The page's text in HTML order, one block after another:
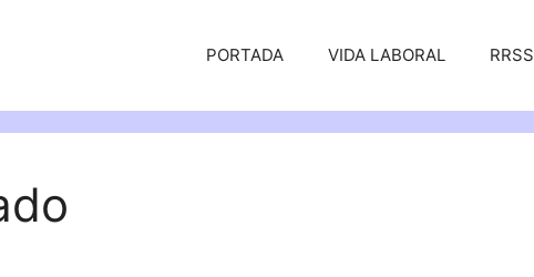
PORTADA VIDA LABORAL RRSS